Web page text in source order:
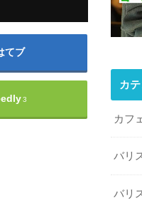
てブ
3
カ
カフ
バリ
バリ